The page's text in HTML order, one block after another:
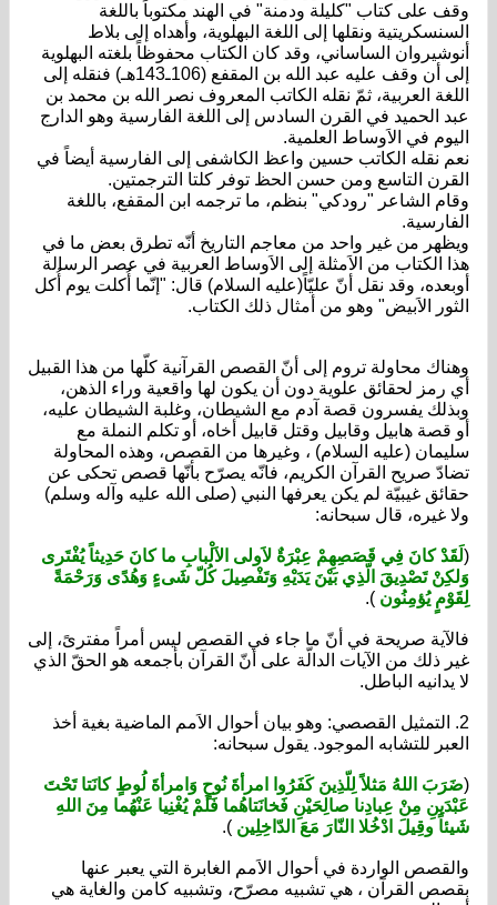
على كتاب "كليلة ودمنة" في الهند مكتوباً باللغة
ونقلها إلى اللغة البهلوية، وأهداه إلى بلاط
الساساني، وقد كان الكتاب محفوظاً بلغته البهلوية
إلى أن وقف عليه عبد الله بن المقفع (106ـ143هـ) فنقله إلى
العربية، ثمّ نقله الكاتب المعروف نصر الله بن محمد بن
الحميد في القرن السادس إلى اللغة الفارسية وهو الدارج
في الاَوساط العلمية.
نقله الكاتب حسين واعظ الكاشفى إلى الفارسية أيضاً في
التاسع ومن حسن الحظ توفر كلتا الترجمتين.
الشاعر "رودكي" بنظم، ما ترجمه ابن المقفع، باللغة
من غير واحد من معاجم التاريخ أنّه تطرق بعض ما في
الكتاب من الاَمثلة إلى الاَوساط العربية في عصر الرسالة
وقد نقل أنّ عليّاً(عليه السلام) قال: "إنّما أُكلت يوم أُكل
الاَبيض" وهو من أمثال ذلك الكتاب.
محاولة تروم إلى أنّ القصص القرآنية كلّها من هذا القبيل
رمز لحقائق علوية دون أن يكون لها واقعية وراء الذهن،
يفسرون قصة آدم مع الشيطان، وغلبة الشيطان عليه،
قصة هابيل وقابيل وقتل قابيل أخاه، أو تكلم النملة مع
(عليه السلام) ، وغيرها من القصص، وهذه المحاولة
صريح القرآن الكريم، فانّه يصرّح بأنّها قصص تحكى عن
غيبيّة لم يكن يعرفها النبي (صلى الله عليه وآله وسلم)
غيره، قال سبحانه:
كانَ فِي قَصَصِهِمْ عِبْرَةٌ لاَولى الاَلْبابِ ما كانَ حَدِيثاً يُفْتَرى
تَصْدِيقَ الّذِي بَيْنَ يَدَيْهِ وَتَفْصِيلَ كُلّ شَىءٍ وَهُدًى وَرَحْمَةً
يُؤمِنُون).
صريحة في أنّ ما جاء في القصص ليس أمراً مفترىً، إلى
ذلك من الآيات الدالّة على أنّ القرآن بأجمعه هو الحقّ الذي
يدانيه الباطل.
2. التمثيل القصصي: وهو بيان أحوال الاَمم الماضية بغية أخذ
للتشابه الموجود. يقول سبحانه:
اللهُ مَثلاً لِلّذِينَ كَفَرُوا امرأةَ نُوحٍ وَامرأةَ لُوطٍ كانَتا تَحْتَ
مِنْ عِبادِنا صالِحَيْنِ فَخانَتاهُما فَلَمْ يُغْنِيا عَنْهُما مِنَ اللهِ
وقِيلَ ادْخُلا النّارَ مَعَ الدّاخِلِين).
الواردة في أحوال الاَمم الغابرة التي يعبر عنها
القرآن ، هي تشبيه مصرّح، وتشبيه كامن والغاية هي